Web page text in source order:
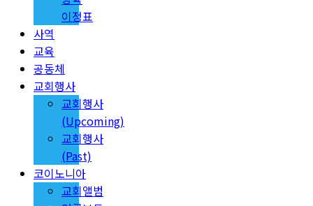
이정표
사역
교육
공동체
교회행사
교회행사
(Upcoming)
교회행사
(Past)
코이노니아
교회앨범